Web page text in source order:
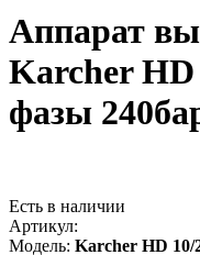
Аппарат
Karcher HD
фазы
Есть в наличии
Артикул:
Модель: Karcher HD 10/